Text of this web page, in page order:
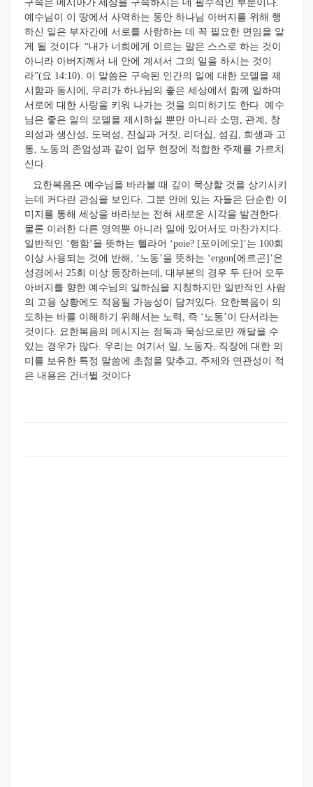
구속은 메시아가 세상을 구속하시는 데 필수적인 부분이다.
예수님이 이 땅에서 사역하는 동안 하나님 아버지를 위해 행
하신 일은 부자간에 서로를 사랑하는 데 꼭 필요한 면임을 알
게 될 것이다. “내가 너희에게 이르는 말은 스스로 하는 것이
아니라 아버지께서 내 안에 계셔서 그의 일을 하시는 것이
라”(요 14:10). 이 말씀은 구속된 인간의 일에 대한 모델을 제
시함과 동시에, 우리가 하나님의 좋은 세상에서 함께 일하며
서로에 대한 사랑을 키워 나가는 것을 의미하기도 한다. 예수
님은 좋은 일의 모델을 제시하실 뿐만 아니라 소명, 관계, 창
의성과 생산성, 도덕성, 진실과 거짓, 리더십, 섬김, 희생과 고
통, 노동의 존엄성과 같이 업무 현장에 적합한 주제를 가르치
신다.
요한복음은 예수님을 바라볼 때 깊이 묵상할 것을 상기시키
는데 커다란 관심을 보인다. 그분 안에 있는 자들은 단순한 이
미지를 통해 세상을 바라보는 전혀 새로운 시각을 발견한다.
물론 이러한 다른 영역뿐 아니라 일에 있어서도 마찬가지다.
일반적인 ‘행함’을 뜻하는 헬라어 ‘poie? [포이에오]’는 100회
이상 사용되는 것에 반해, ‘노동’을 뜻하는 ‘ergon[에르곤]’은
성경에서 25회 이상 등장하는데, 대부분의 경우 두 단어 모두
아버지를 향한 예수님의 일하심을 지칭하지만 일반적인 사람
의 고용 상황에도 적용될 가능성이 담겨있다. 요한복음이 의
도하는 바를 이해하기 위해서는 노력, 즉 ‘노동’이 단서라는
것이다. 요한복음의 메시지는 정독과 묵상으로만 깨달을 수
있는 경우가 많다. 우리는 여기서 일, 노동자, 직장에 대한 의
미를 보유한 특정 말씀에 초점을 맞추고, 주제와 연관성이 적
은 내용은 건너뛸 것이다